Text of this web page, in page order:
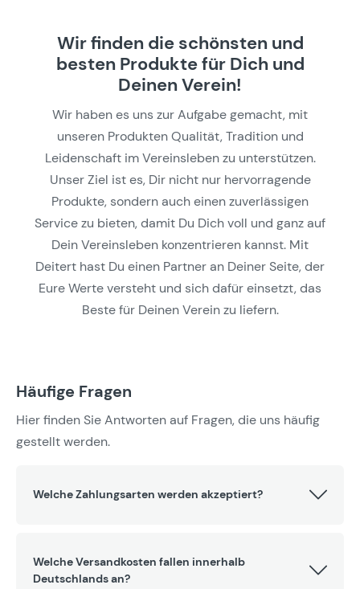
Wir finden die schönsten und
besten Produkte für Dich und
Deinen Verein!
Wir haben es uns zur Aufgabe gemacht, mit
unseren Produkten Qualität, Tradition und
Leidenschaft im Vereinsleben zu unterstützen.
Unser Ziel ist es, Dir nicht nur hervorragende
Produkte, sondern auch einen zuverlässigen
Service zu bieten, damit Du Dich voll und ganz auf
Dein Vereinsleben konzentrieren kannst. Mit
Deitert hast Du einen Partner an Deiner Seite, der
Eure Werte versteht und sich dafür einsetzt, das
Beste für Deinen Verein zu liefern.
Häufige Fragen
Hier finden Sie Antworten auf Fragen, die uns häufig
gestellt werden.
Welche Zahlungsarten werden akzeptiert?
Welche Versandkosten fallen innerhalb
Deutschlands an?